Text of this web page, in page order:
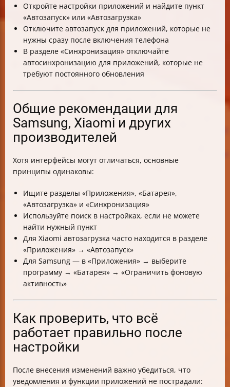
Откройте настройки приложений и найдите пункт
«Автозапуск» или «Автозагрузка»
Отключите автозапуск для приложений, которые не
нужны сразу после включения телефона
В разделе «Синхронизация» отключайте
автосинхронизацию для приложений, которые не
требуют постоянного обновления
Общие рекомендации для
Samsung, Xiaomi и других
производителей
Хотя интерфейсы могут отличаться, основные
принципы одинаковы:
Ищите разделы «Приложения», «Батарея»,
«Автозагрузка» и «Синхронизация»
Используйте поиск в настройках, если не можете
найти нужный пункт
Для Xiaomi автозагрузка часто находится в разделе
«Приложения» → «Автозапуск»
Для Samsung — в «Приложения» → выберите
программу → «Батарея» → «Ограничить фоновую
активность»
Как проверить, что всё
работает правильно после
настройки
После внесения изменений важно убедиться, что
уведомления и функции приложений не пострадали: